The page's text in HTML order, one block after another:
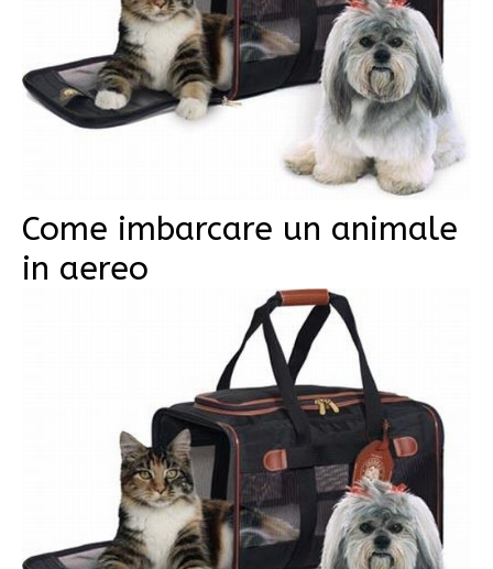
Come imbarcare un animale
in aereo